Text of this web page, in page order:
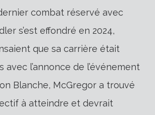
combat réservé avec
s’est effondré en 2024,
que sa carrière était
avec l’annonce de l’événement
Blanche, McGregor a trouvé
à atteindre et devrait